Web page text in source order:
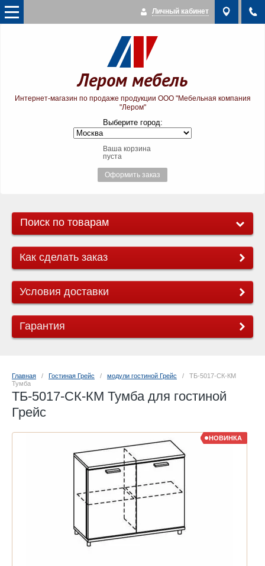
Личный кабинет
Лером мебель
Интернет-магазин по продаже продукции ООО "Мебельная компания
"Лером"
Выберите город:
Ваша корзина
пуста
Оформить заказ
Поиск по товарам
Как сделать заказ
Условия доставки
Гарантия
Главная
   /
Гостиная Грейс
   /
модули гостиной Грейс
   /   ТБ-5017-СК-КМ
Тумба
ТБ-5017-СК-КМ Тумба для гостиной
Грейс
НОВИНКА